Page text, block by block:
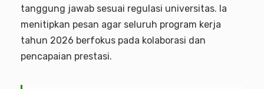
tanggung jawab sesuai regulasi universitas. Ia
menitipkan pesan agar seluruh program kerja
tahun 2026 berfokus pada kolaborasi dan
pencapaian prestasi.